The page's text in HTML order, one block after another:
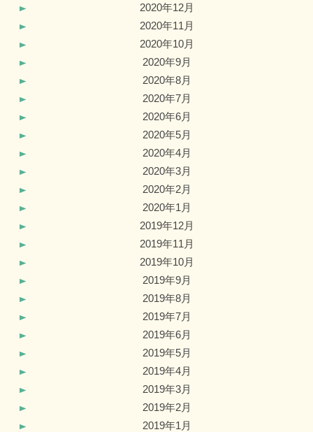
2020年12月
2020年11月
2020年10月
2020年9月
2020年8月
2020年7月
2020年6月
2020年5月
2020年4月
2020年3月
2020年2月
2020年1月
2019年12月
2019年11月
2019年10月
2019年9月
2019年8月
2019年7月
2019年6月
2019年5月
2019年4月
2019年3月
2019年2月
2019年1月